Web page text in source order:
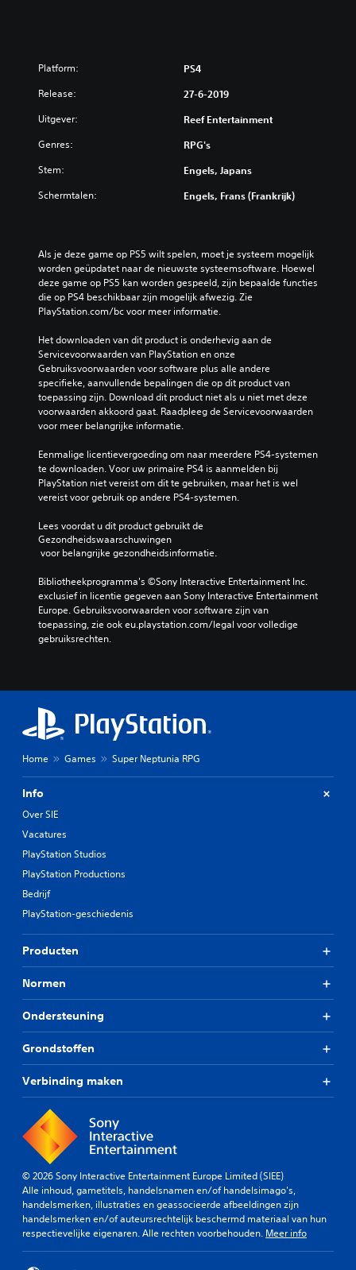
Platform: PS4
Release: 27-6-2019
Uitgever: Reef Entertainment
Genres: RPG's
Stem: Engels, Japans
Schermtalen: Engels, Frans (Frankrijk)
Als je deze game op PS5 wilt spelen, moet je systeem mogelijk
worden geüpdatet naar de nieuwste systeemsoftware. Hoewel
deze game op PS5 kan worden gespeeld, zijn bepaalde functies
die op PS4 beschikbaar zijn mogelijk afwezig. Zie
PlayStation.com/bc voor meer informatie.
Het downloaden van dit product is onderhevig aan de
Servicevoorwaarden van PlayStation en onze
Gebruiksvoorwaarden voor software plus alle andere
specifieke, aanvullende bepalingen die op dit product van
toepassing zijn. Download dit product niet als u niet met deze
voorwaarden akkoord gaat. Raadpleeg de Servicevoorwaarden
voor meer belangrijke informatie.
Eenmalige licentievergoeding om naar meerdere PS4-systemen
te downloaden. Voor uw primaire PS4 is aanmelden bij
PlayStation niet vereist om dit te gebruiken, maar het is wel
vereist voor gebruik op andere PS4-systemen.
Lees voordat u dit product gebruikt de
Gezondheidswaarschuwingen
voor belangrijke gezondheidsinformatie.
Bibliotheekprogramma's ©Sony Interactive Entertainment Inc.
exclusief in licentie gegeven aan Sony Interactive Entertainment
Europe. Gebruiksvoorwaarden voor software zijn van
toepassing, zie ook eu.playstation.com/legal voor volledige
gebruiksrechten.
Home Games Super Neptunia RPG
Info
Over SIE
Vacatures
PlayStation Studios
PlayStation Productions
Bedrijf
PlayStation-geschiedenis
Producten
Normen
Ondersteuning
Grondstoffen
Verbinding maken
© 2026 Sony Interactive Entertainment Europe Limited (SIEE)
Alle inhoud, gametitels, handelsnamen en/of handelsimago's,
handelsmerken, illustraties en geassocieerde afbeeldingen zijn
handelsmerken en/of auteursrechtelijk beschermd materiaal van hun
respectievelijke eigenaren. Alle rechten voorbehouden. Meer info